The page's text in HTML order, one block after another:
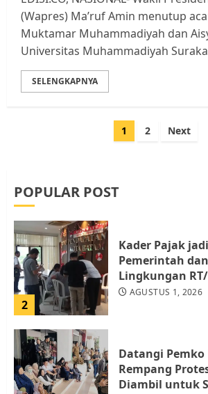
(Wapres) Ma’ruf Amin menutup
Muktamar Muhammadiyah dan
Universitas Muhammadiyah
SELENGKAPNYA
1 2 Next
POPULAR POST
Tim Advokasi
Berhenti
Warga
1
Pemko Batam
2
Kader Pajak
Pemerintah
Lingkungan
AGUSTUS 1, 2026
Datangi
Rempang
Diambil untuk